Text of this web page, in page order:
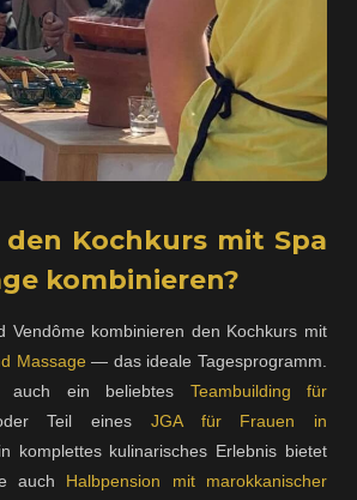
den Kochkurs mit Spa
kombinieren?
Vendôme kombinieren den Kochkurs mit
Massage — das ideale Tagesprogramm.
auch ein beliebtes Teambuilding für
Teil eines JGA für Frauen in
komplettes kulinarisches Erlebnis bietet
auch Halbpension mit marokkanischer